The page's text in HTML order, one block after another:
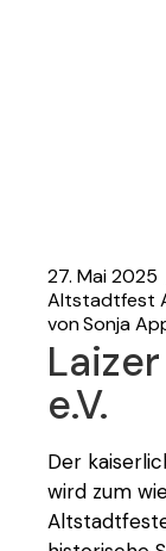
27. Mai 2025
Altstadtfest
vonSonja
e.V.
Der
wird zum